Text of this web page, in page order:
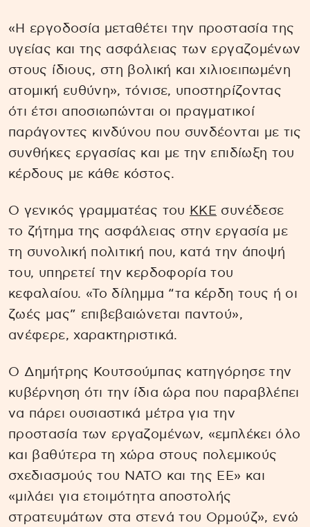
«Η εργοδοσία μεταθέτει την προστασία της
υγείας και της ασφάλειας των εργαζομένων
στους ίδιους, στη βολική και χιλιοειπωμένη
ατομική ευθύνη», τόνισε, υποστηρίζοντας
ότι έτσι αποσιωπώνται οι πραγματικοί
παράγοντες κινδύνου που συνδέονται με τις
συνθήκες εργασίας και με την επιδίωξη του
κέρδους με κάθε κόστος.
Ο γενικός γραμματέας του ΚΚΕ συνέδεσε
το ζήτημα της ασφάλειας στην εργασία με
τη συνολική πολιτική που, κατά την άποψή
του, υπηρετεί την κερδοφορία του
κεφαλαίου. «Το δίλημμα “τα κέρδη τους ή οι
ζωές μας” επιβεβαιώνεται παντού»,
ανέφερε, χαρακτηριστικά.
Ο Δημήτρης Κουτσούμπας κατηγόρησε την
κυβέρνηση ότι την ίδια ώρα που παραβλέπει
να πάρει ουσιαστικά μέτρα για την
προστασία των εργαζομένων, «εμπλέκει όλο
και βαθύτερα τη χώρα στους πολεμικούς
σχεδιασμούς του ΝΑΤΟ και της ΕΕ» και
«μιλάει για ετοιμότητα αποστολής
στρατευμάτων στα στενά του Ορμούζ», ενώ